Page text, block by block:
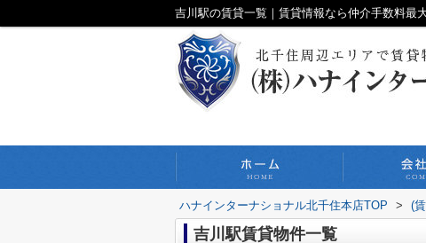
吉川駅の賃貸一覧｜賃貸情報なら仲介手数料最
ハナインターナショナル北千住本店TOP > (
吉川駅賃貸物件一覧